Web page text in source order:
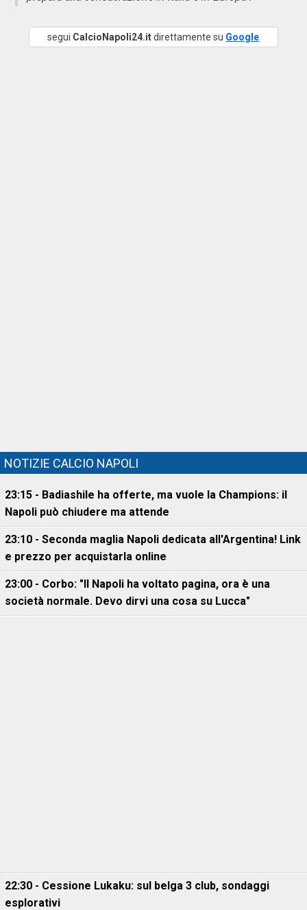
segui CalcioNapoli24.itdirettamente su Google
NOTIZIE CALCIO NAPOLI
23:15 - Badiashile ha offerte, ma vuole la Champions: il
Napoli può chiudere ma attende
23:10 - Seconda maglia Napoli dedicata all'Argentina! Link
e prezzo per acquistarla online
23:00 - Corbo: "Il Napoli ha voltato pagina, ora è una
società normale. Devo dirvi una cosa su Lucca"
22:30 - Cessione Lukaku: sul belga 3 club, sondaggi
esplorativi